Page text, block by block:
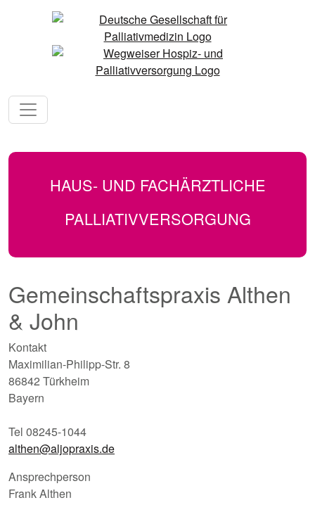
HAUS- UND FACHÄRZTLICHE
PALLIATIVVERSORGUNG
Gemeinschaftspraxis Althen
& John
Kontakt
Maximilian-Philipp-Str. 8
86842 Türkheim
Bayern
Tel 08245-1044
althen@aljopraxis.de
Ansprechperson
Frank Althen